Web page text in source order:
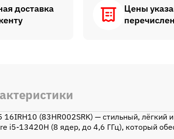
доставка
Цены
16IRH10 (83HR002SRK) — стильный,
i5-13420H (8 ядер, до 4,6 ГГц), который